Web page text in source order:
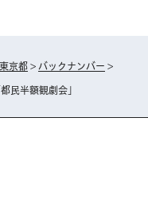
京都 > バックナンバー >
民半額観劇会」